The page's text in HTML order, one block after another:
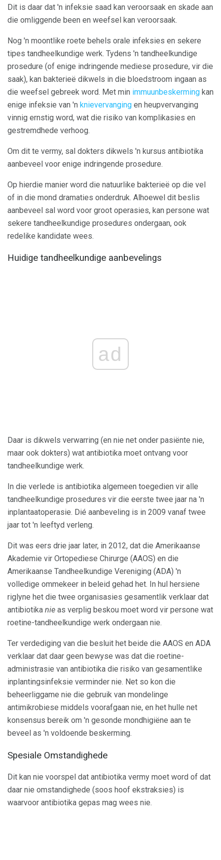
Dit is daar dat 'n infeksie saad kan veroorsaak en skade aan
die omliggende been en weefsel kan veroorsaak.
Nog 'n moontlike roete behels orale infeksies en sekere
tipes tandheelkundige werk. Tydens 'n tandheelkundige
prosedure (of enige indringende mediese prosedure, vir die
saak), kan bakterieë dikwels in die bloedstroom ingaan as
die weefsel gebreek word. Met min immuunbeskerming kan
enige infeksie van 'n knievervanging en heupvervanging
vinnig ernstig word, wat die risiko van komplikasies en
gestremdhede verhoog.
Om dit te vermy, sal dokters dikwels 'n kursus antibiotika
aanbeveel voor enige indringende prosedure.
Op hierdie manier word die natuurlike bakterieë op die vel
of in die mond dramaties onderdruk. Alhoewel dit beslis
aanbeveel sal word voor groot operasies, kan persone wat
sekere tandheelkundige prosedures ondergaan, ook
redelike kandidate wees.
Huidige tandheelkundige aanbevelings
ad
Daar is dikwels verwarring (en nie net onder pasiënte nie,
maar ook dokters) wat antibiotika moet ontvang voor
tandheelkundige werk.
In die verlede is antibiotika algemeen toegedien vir alle
tandheelkundige prosedures vir die eerste twee jaar na 'n
inplantaatoperasie. Dié aanbeveling is in 2009 vanaf twee
jaar tot 'n leeftyd verleng.
Dit was eers drie jaar later, in 2012, dat die Amerikaanse
Akademie vir Ortopediese Chirurge (AAOS) en die
Amerikaanse Tandheelkundige Vereniging (ADA) 'n
volledige ommekeer in beleid gehad het. In hul hersiene
riglyne het die twee organisasies gesamentlik verklaar dat
antibiotika nie as verplig beskou moet word vir persone wat
roetine-tandheelkundige werk ondergaan nie.
Ter verdediging van die besluit het beide die AAOS en ADA
verklaar dat daar geen bewyse was dat die roetine-
administrasie van antibiotika die risiko van gesamentlike
inplantingsinfeksie verminder nie. Net so kon die
beheerliggame nie die gebruik van mondelinge
antimikrobiese middels voorafgaan nie, en het hulle net
konsensus bereik om 'n gesonde mondhigiëne aan te
beveel as 'n voldoende beskerming.
Spesiale Omstandighede
Dit kan nie voorspel dat antibiotika vermy moet word of dat
daar nie omstandighede (soos hoof ekstraksies) is
waarvoor antibiotika gepas mag wees nie.